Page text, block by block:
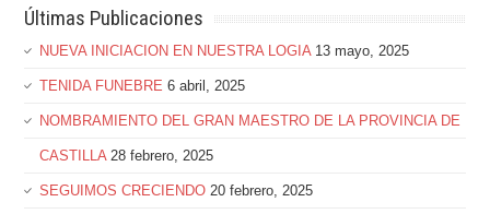
Últimas Publicaciones
NUEVA INICIACION EN NUESTRA LOGIA 13 mayo, 2025
TENIDA FUNEBRE 6 abril, 2025
NOMBRAMIENTO DEL GRAN MAESTRO DE LA PROVINCIA DE
CASTILLA 28 febrero, 2025
SEGUIMOS CRECIENDO 20 febrero, 2025